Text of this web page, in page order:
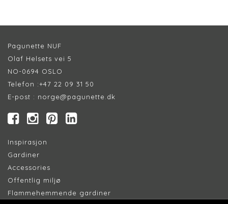
Pagunette NUF
Olaf Helsets vei 5
NO-0694 OSLO
Telefon :+47 22 09 31 50
E-post : norge@pagunette.dk
Inspirasjon
Gardiner
Accessories
Offentlig miljø
Flammehemmende gardiner